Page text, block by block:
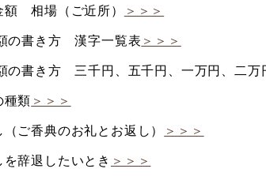
相場（ご近所）
＞＞＞
の書き方 漢字一覧表 ＞＞＞
の書き方 三千円、五千円、一万円、二万
類 ＞＞＞
ご香典のお礼とお返し）
＞＞＞
辞退したいとき ＞＞＞